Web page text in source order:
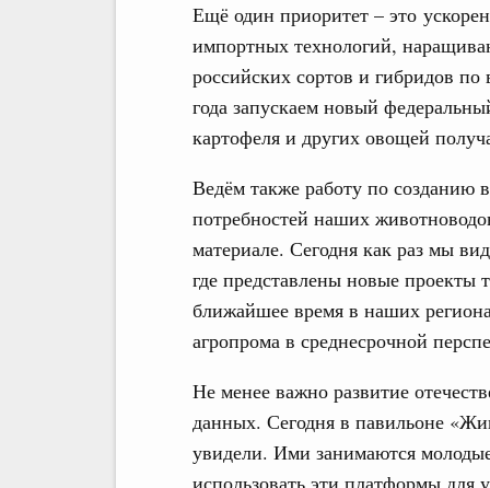
Ещё один приоритет – это
импортных технологий,
российских сортов и гибридов по
года запускаем новый
картофеля и других овощей
Ведём также работу по созданию
потребностей наших
материале. Сегодня как раз мы
где представлены новые проекты
ближайшее время в наших
агропрома в среднесрочной
Не менее важно развитие
данных. Сегодня в павильоне
увидели. Ими занимаются
использовать эти платформы